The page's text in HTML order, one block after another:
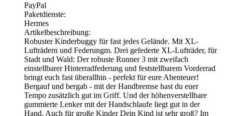
PayPal
Paketdienste:
Hermes
Artikelbeschreibung:
Robuster Kinderbuggy für fast jedes Gelände. Mit XL-
Lufträdern und Federungm. Drei gefederte XL-Lufträder, für
Stadt und Wald: Der robuste Runner 3 mit zweifach
einstellbarer Hinterradfederung und feststellbarem Vorderrad
bringt euch fast überallhin - perfekt für eure Abenteuer!
Bergauf und bergab - mit der Handbremse hast du euer
Tempo zusätzlich gut im Griff. Und der höhenverstellbare
gummierte Lenker mit der Handschlaufe liegt gut in der
Hand. Auch für große Kinder Dein Kind ist sehr groß? Im